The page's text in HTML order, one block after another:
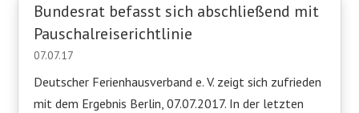
Bundesrat befasst sich abschließend mit
Pauschalreiserichtlinie
07.07.17
Deutscher Ferienhausverband e. V. zeigt sich zufrieden
mit dem Ergebnis Berlin, 07.07.2017. In der letzten